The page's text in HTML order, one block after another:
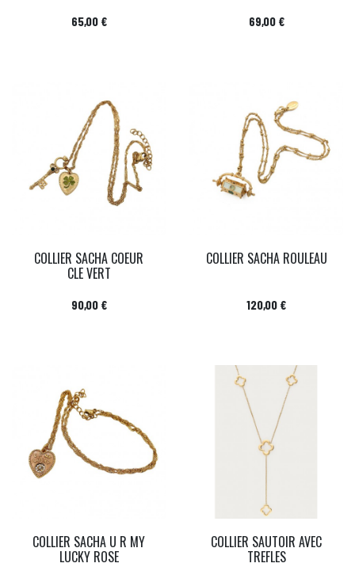
Prix
65,00 € Prix
69,00 €
COLLIER SACHA COEUR
CLE VERT
Prix
90,00 €
COLLIER SACHA ROULEAU
Prix
120,00 €
COLLIER SACHA U R MY
LUCKY ROSE
COLLIER SAUTOIR AVEC
TREFLES